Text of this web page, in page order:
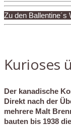
Zu den
Kurioses
Der kanadische
Direkt nach der
mehrere Malt
bauten bis 1938